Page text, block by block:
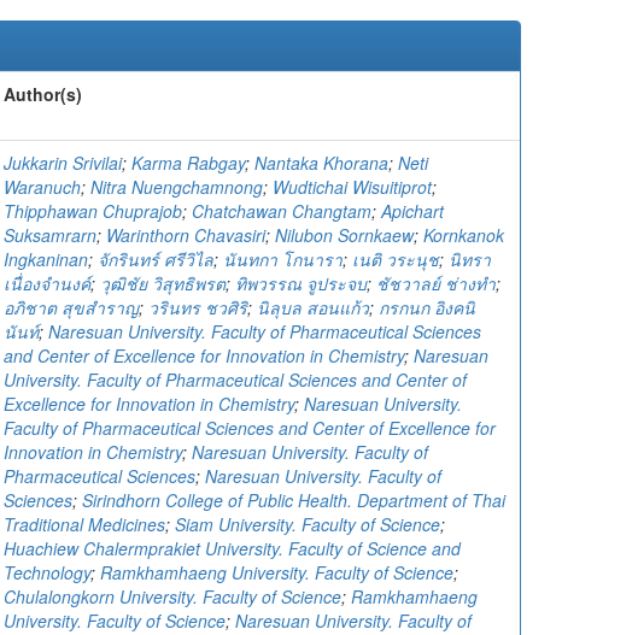
Author(s)
Jukkarin Srivilai; Karma Rabgay; Nantaka Khorana; Neti
Waranuch; Nitra Nuengchamnong; Wudtichai Wisuitiprot;
Thipphawan Chuprajob; Chatchawan Changtam;Apichart
Suksamrarn; Warinthorn Chavasiri; Nilubon Sornkaew; Kornkanok
Ingkaninan; จักรินทร์ ศรีวิไล; นันทกา โกนารา; เนติ วระนุช; นิทรา
เนื่องจำนงค์; วุฒิชัย วิสุทธิพรต; ทิพวรรณ จูประจบ; ชัชวาลย์ ช่างทำ;
อภิชาต สุขสำราญ; วรินทร ชวศิริ; นิลุบล สอนแก้ว; กรกนก อิงคนิ
นันท์; Naresuan University. Faculty of Pharmaceutical Sciences
and Center of Excellence for Innovation in Chemistry; Naresuan
University. Faculty of Pharmaceutical Sciences and Center of
Excellence for Innovation in Chemistry; Naresuan University.
Faculty of Pharmaceutical Sciences and Center of Excellence for
Innovation in Chemistry; Naresuan University. Faculty of
Pharmaceutical Sciences; Naresuan University. Faculty of
Sciences; Sirindhorn College of Public Health. Department of Thai
Traditional Medicines; Siam University. Faculty of Science;
Huachiew Chalermprakiet University. Faculty of Science and
Technology; Ramkhamhaeng University. Faculty of Science;
Chulalongkorn University. Faculty of Science; Ramkhamhaeng
University. Faculty of Science; Naresuan University. Faculty of